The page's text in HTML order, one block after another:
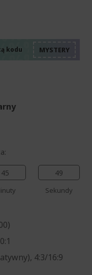
kodu
45 48
Sekundy
4:3/16:9